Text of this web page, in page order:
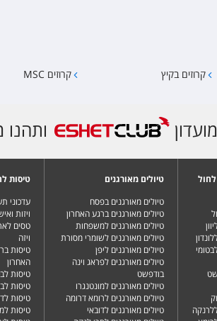
קרוזים בקיץ קרוזים MSC
ותהנו
לחול
טיולים מאורגנים
טיולים מאורגנים בפסח
טיולים מאורגנים ברגע האחרון
טיולים מאורגנים למשפחות
טיולים מאורגנים לשומרי מסורת
טיולים מאורגנים ליפן
טיולים מאורגנים לפראג וינה
בודפשט
טיולים מאורגנים למונטנגרו
טיולים מאורגנים לרומא דרומה
טיולים מאורגנים לדובאי
טיסות
עדכוני
ויזות
טסים
ויזה
טיסות
האחרון
טיסות
טיסות
טיסות
טיסות